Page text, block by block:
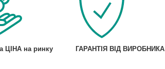
ЦІНА на ринку ГАРАНТІЯ ВІД ВИРОБНИКА